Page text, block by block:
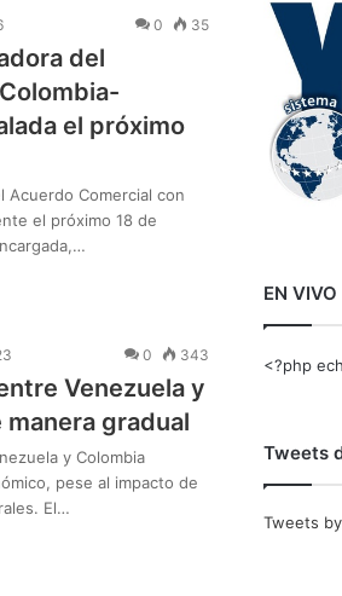
0 35
del
el próximo
Acuerdo Comercial con
el próximo 18 de
0 343
Venezuela y
manera gradual
y Colombia
pese al impacto de
El…
EN VIVO
<?php
Tweets
Tweets